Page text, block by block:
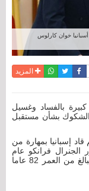
خوان كارلوس
الى صديق
فيسبوكتويترواتسابالمزيد
بالفساد وغسيل
الشكوك بشأن مستقبل
إسبانيا بمهارة من
الجنرال فرانكو عام
1975، أفضت الأنشطة المالية الخاصة بالرجل البالغ من العمر 82 عاما